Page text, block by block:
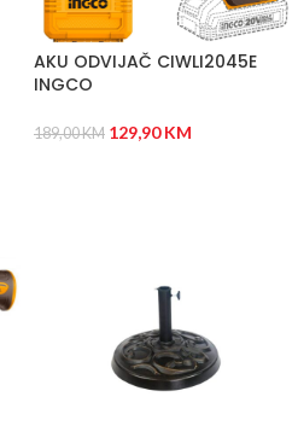
AKU ODVIJAČ CIWLI2045E
INGCO
189,00KM 129,90KM